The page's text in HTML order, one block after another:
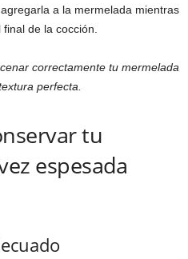
a la mermelada mientras
de la cocción.
correctamente tu mermelada
perfecta.
tu
espesada